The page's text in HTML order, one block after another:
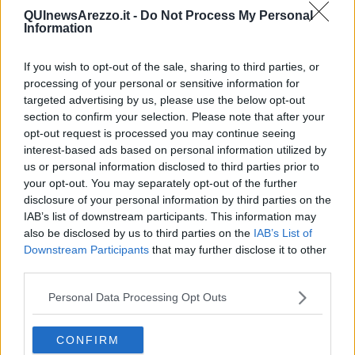
QUInewsArezzo.it - Do Not Process My Personal
Information
If you wish to opt-out of the sale, sharing to third parties, or
processing of your personal or sensitive information for
targeted advertising by us, please use the below opt-out
section to confirm your selection. Please note that after your
opt-out request is processed you may continue seeing
interest-based ads based on personal information utilized by
us or personal information disclosed to third parties prior to
your opt-out. You may separately opt-out of the further
disclosure of your personal information by third parties on the
IAB’s list of downstream participants. This information may
also be disclosed by us to third parties on the IAB’s List of
Downstream Participants that may further disclose it to other
Personal Data Processing Opt Outs
CONFIRM
superfemminista ed è il momento di stare un po’ sul divano, con il
suo adorato marito e dare sfogo al suo bisogno di essere ascoltata
ma solo nel quarto d’ora d’intervallo previsto tra il primo e il
E’ ora di andare finalmente a letto ma anche dei preparativi notturni
che richiedono un certo impegno e tanta energia. Latte detergente,
tonico, crema per la notte antirughe, anti invecchiamento, anti
stress, insomma anti tutto anche anti marito ovviamente poiché
dagli atteggiamenti assunti da Matteo, prima di coricarsi lei aveva
intuito un certo non so che molto simile a quello asserito dal
Ferrero Rocher.Virginia finalmente rivendica il suo ruolo di
femminista e pertanto non gliela dà.
Contrariato (tutto a un prezzo nella vita: se non fai nulla, non puoi
pretendere nulla!) ma non più di tanto, Matteo si gira dall’altra parte
e dopo qualche secondo il rumore del suo russare si espande
fonicamente su tutto il territorio condominiale. Sicuramente il
poveretto avrà modo di sfogare i suoi istinti in altro modo ma di
questo non v’è certezza.
Il giorno dopo tutto è pronto per ricominciare d’accapo
seguendo circa lo steso ritmo.